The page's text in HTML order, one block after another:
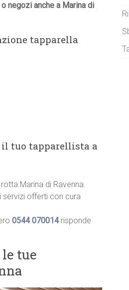
negozi anche a Marina di
tapparella
tuo tapparellista a
Marina di Ravenna.
servizi offerti con cura
0544 070014 risponde
tue